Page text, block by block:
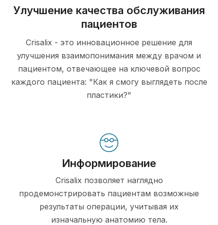
Улучшение качества обслуживания
пациентов
Crisalix - это инновационное решение для
улучшения взаимопонимания между врачом и
пациентом, отвечающее на ключевой вопрос
каждого пациента: "Как я смогу выглядеть после
пластики?"
Информирование
Crisalix позволяет наглядно
продемонстрировать пациентам возможные
результаты операции, учитывая их
изначальную анатомию тела.